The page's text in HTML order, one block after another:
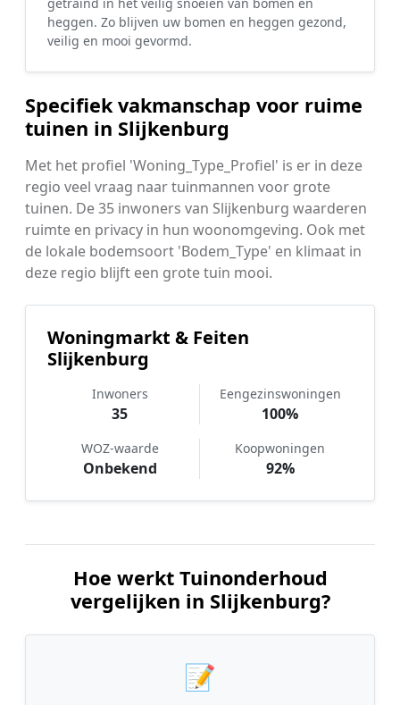
heggen. Zo blijven uw bomen en heggen gezond,
veilig en mooi gevormd.
Specifiek vakmanschap voor ruime
tuinen in Slijkenburg
Met het profiel 'Woning_Type_Profiel' is er in deze
regio veel vraag naar tuinmannen voor grote
tuinen. De 35 inwoners van Slijkenburg waarderen
ruimte en privacy in hun woonomgeving. Ook met
de lokale bodemsoort 'Bodem_Type' en klimaat in
deze regio blijft een grote tuin mooi.
Woningmarkt & Feiten
Slijkenburg
Inwoners
35
Eengezinswoningen
100%
WOZ-waarde
Onbekend
Koopwoningen
92%
Hoe werkt Tuinonderhoud
vergelijken in Slijkenburg?
📝